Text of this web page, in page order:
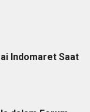
Indomaret Saat